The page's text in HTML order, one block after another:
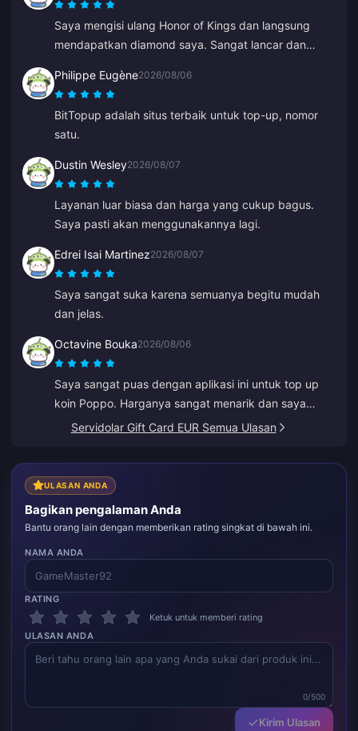
Saya mengisi ulang Honor of Kings dan langsung
mendapatkan diamond saya. Sangat lancar dan
Philippe Eugène2026/08/06
BitTopup adalah situs terbaik untuk top-up, nomor
satu.
Dustin Wesley2026/08/07
Layanan luar biasa dan harga yang cukup bagus.
Saya pasti akan menggunakannya lagi.
Edrei Isai Martinez2026/08/07
Saya sangat suka karena semuanya begitu mudah
dan jelas.
Octavine Bouka2026/08/06
Saya sangat puas dengan aplikasi ini untuk top up
koin Poppo. Harganya sangat menarik dan saya
merasa aman saat membeli. Sangat
kasih.
Servidolar Gift Card EUR Semua Ulasan
ULASAN ANDA
Bagikan pengalaman Anda
Bantu orang lain dengan memberikan rating singkat di bawah ini.
NAMA ANDA
RATING
Ketuk untuk memberi rating
ULASAN ANDA
0/500
Kirim Ulasan